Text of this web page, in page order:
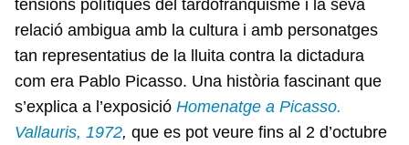
tensions polítiques del tardofranquisme i la seva
relació ambigua amb la cultura i amb personatges
tan representatius de la lluita contra la dictadura
com era Pablo Picasso. Una història fascinant que
s’explica a l’exposició Homenatge a Picasso.
Vallauris, 1972, que es pot veure fins al 2 d’octubre